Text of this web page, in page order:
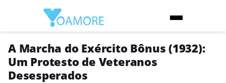
A Marcha do Exército Bônus (1932):
Um Protesto de Veteranos
Desesperados